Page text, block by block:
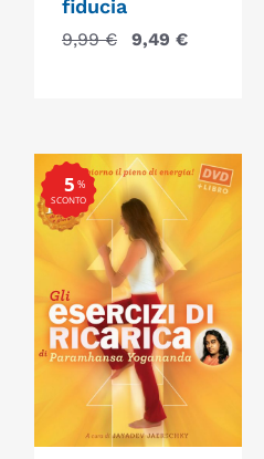
fiducia
9,99€ 9,49 €
%
SCONTO
5